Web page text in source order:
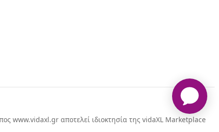
www.vidaxl.gr αποτελεί ιδιοκτησία της vidaXL Marketplace